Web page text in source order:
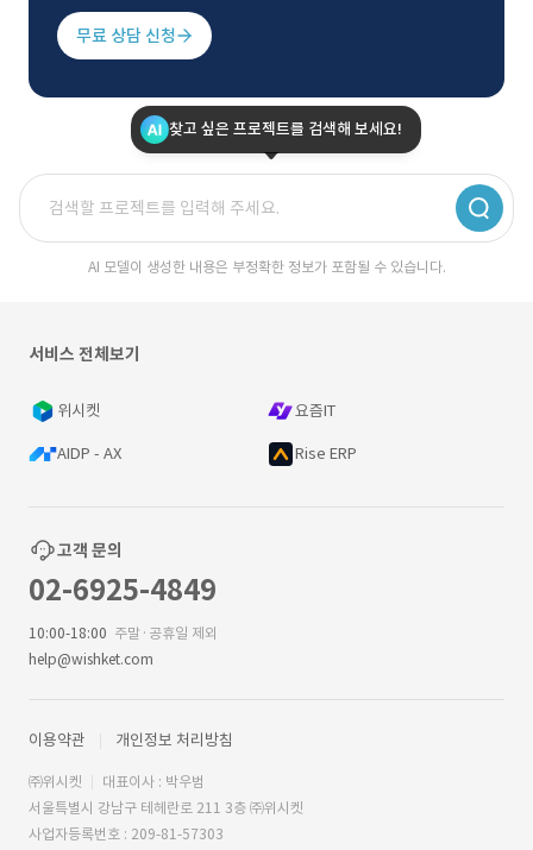
무료 상담 신청
찾고 싶은 프로젝트를 검색해 보세요!
AI 모델이 생성한 내용은 부정확한 정보가 포함될 수 있습니다.
서비스 전체보기
위시켓 요즘IT
AIDP - AX Rise ERP
고객 문의
02-6925-4849
10:00-18:00 주말·공휴일 제외
help@wishket.com
이용약관 개인정보 처리방침
㈜위시켓
대표이사 : 박우범
서울특별시 강남구 테헤란로 211 3층 ㈜위시켓
사업자등록번호 : 209-81-57303